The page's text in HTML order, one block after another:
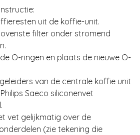
uit de koffie-unit.
filter onder stromend
O-ringen en plaats de nieuwe O-
van de centrale koffie unit
Saeco siliconenvet
vet gelijkmatig over de
(zie tekening die